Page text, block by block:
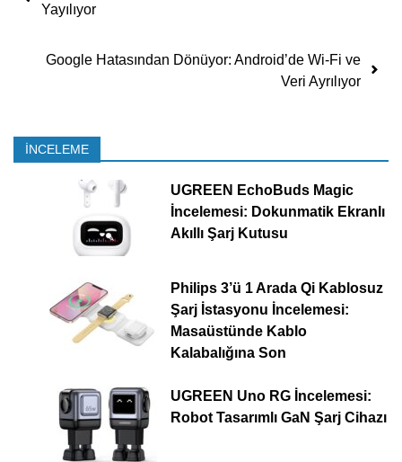
Yayılıyor
Google Hatasından Dönüyor: Android’de Wi-Fi ve
Veri Ayrılıyor
İNCELEME
UGREEN EchoBuds Magic
İncelemesi: Dokunmatik Ekranlı
Akıllı Şarj Kutusu
Philips 3’ü 1 Arada Qi Kablosuz
Şarj İstasyonu İncelemesi:
Masaüstünde Kablo
Kalabalığına Son
UGREEN Uno RG İncelemesi:
Robot Tasarımlı GaN Şarj Cihazı